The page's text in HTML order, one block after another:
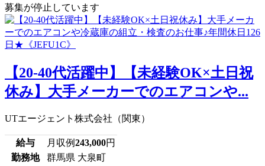
募集が停止しています
【20-40代活躍中】【未経験OK×土日祝
休み】大手メーカーでのエアコンや...
UTエージェント株式会社（関東）
給与 月収例243,000円
勤務地
群馬県 大泉町